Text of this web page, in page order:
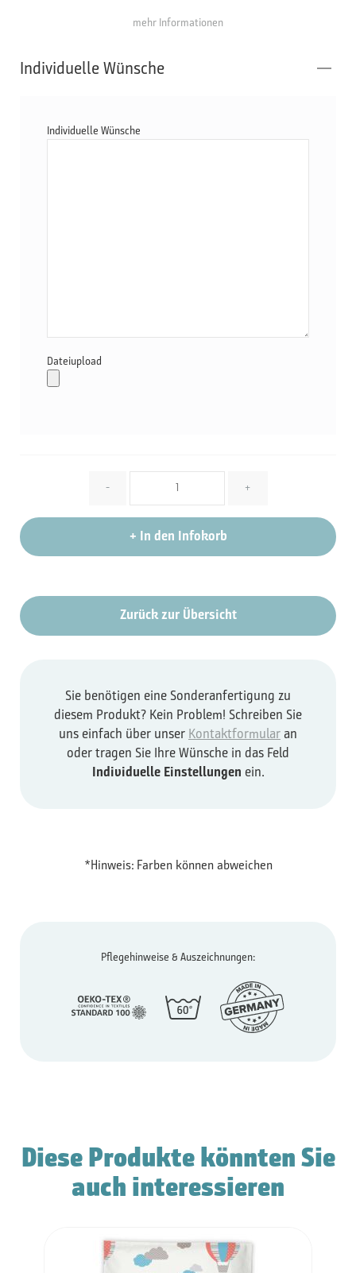
mehr Informationen
Individuelle Wünsche
Individuelle Wünsche
Dateiupload
- +
+ In den Infokorb
Zurück zur Übersicht
Sie benötigen eine Sonderanfertigung zu
diesem Produkt? Kein Problem! Schreiben Sie
uns einfach über unser Kontaktformular an
oder tragen Sie Ihre Wünsche in das Feld
Individuelle Einstellungen ein.
*Hinweis: Farben können abweichen
Pflegehinweise & Auszeichnungen:
Diese Produkte könnten Sie
auch interessieren